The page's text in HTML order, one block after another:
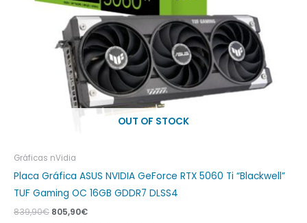
OUT OF STOCK
Gráficas nVidia
Placa Gráfica ASUS NVIDIA GeForce RTX 5060 Ti “Blackwell”
TUF Gaming OC 16GB GDDR7 DLSS4
839,90€ 805,90€